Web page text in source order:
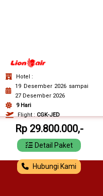
Hotel :
19 Desember 2026 sampai
27 Desember 2026
9 Hari
Flight :CGK-JED
Rp 29.800.000,-
Detail Paket
Hubungi Kami